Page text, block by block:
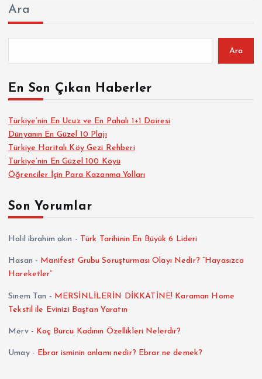
Ara
Ara
En Son Çıkan Haberler
Türkiye’nin En Ucuz ve En Pahalı 1+1 Dairesi
Dünyanın En Güzel 10 Plajı
Türkiye Haritalı Köy Gezi Rehberi
Türkiye’nin En Güzel 100 Köyü
Öğrenciler İçin Para Kazanma Yolları
Son Yorumlar
Halil ibrahim akın - Türk Tarihinin En Büyük 6 Lideri
Hasan - Manifest Grubu Soruşturması Olayı Nedir? “Hayasızca
Hareketler”
Sinem Tan - MERSİNLİLERİN DİKKATİNE! Karaman Home
Tekstil ile Evinizi Baştan Yaratın
Merv- Koç Burcu Kadının Özellikleri Nelerdir?
Umay- Ebrar isminin anlamı nedir? Ebrar ne demek?